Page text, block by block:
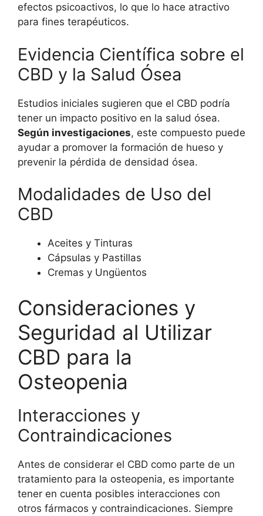
efectos psicoactivos, lo que lo hace atractivo
para fines terapéuticos.
Evidencia Científica sobre el
CBD y la Salud Ósea
Estudios iniciales sugieren que el CBD podría
tener un impacto positivo en la salud ósea.
Según investigaciones, este compuesto puede
ayudar a promover la formación de hueso y
prevenir la pérdida de densidad ósea.
Modalidades de Uso del
CBD
Aceites y Tinturas
Cápsulas y Pastillas
Cremas y Ungüentos
Consideraciones y
Seguridad al Utilizar
CBD para la
Osteopenia
Interacciones y
Contraindicaciones
Antes de considerar el CBD como parte de un
tratamiento para la osteopenia, es importante
tener en cuenta posibles interacciones con
otros fármacos y contraindicaciones. Siempre